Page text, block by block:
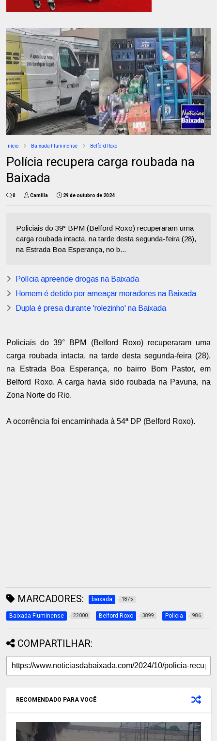
Início Baixada Fluminense Belford Roxo
Polícia recupera carga roubada na
Baixada
0 Camilla 29 de outubro de 2024
Policiais do 39° BPM (Belford Roxo) recuperaram uma
carga roubada intacta, na tarde desta segunda-feira (28),
na Estrada Boa Esperança, no b...
Polícia apreende drogas na Baixada
Homem é detido por ameaçar moradores na Baixada
Dupla é presa durante 'rolezinho' na Baixada
Policiais do 39° BPM (Belford Roxo) recuperaram uma
carga roubada intacta, na tarde desta segunda-feira (28),
na Estrada Boa Esperança, no bairro Bom Pastor, em
Belford Roxo. A carga havia sido roubada na Pavuna, na
Zona Norte do Rio.
A ocorrência foi encaminhada à 54ª DP (Belford Roxo).
MARCADORES: baixada 1875
Baixada Fluminense 22000 Belford Roxo 3899 Policia 986
COMPARTILHAR:
RECOMENDADO PARA VOCÊ